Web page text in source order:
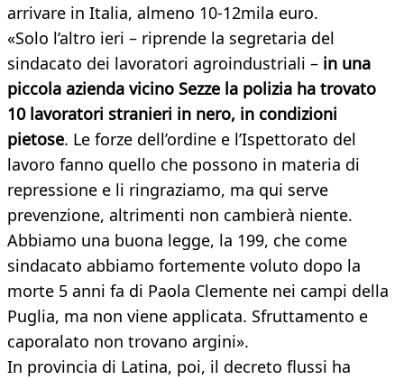
arrivare in Italia, almeno 10-12mila euro.
«Solo l’altro ieri – riprende la segretaria del
sindacato dei lavoratori agroindustriali – in una
piccola azienda vicino Sezze la polizia ha trovato
10 lavoratori stranieri in nero, in condizioni
pietose. Le forze dell’ordine e l’Ispettorato del
lavoro fanno quello che possono in materia di
repressione e li ringraziamo, ma qui serve
prevenzione, altrimenti non cambierà niente.
Abbiamo una buona legge, la 199, che come
sindacato abbiamo fortemente voluto dopo la
morte 5 anni fa di Paola Clemente nei campi della
Puglia, ma non viene applicata. Sfruttamento e
caporalato non trovano argini».
In provincia di Latina, poi, il decreto flussi ha